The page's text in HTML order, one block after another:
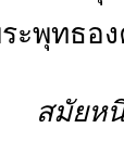
ะพุทธอ
สมัยห